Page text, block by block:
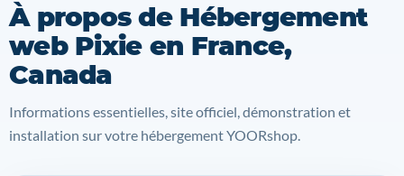
À propos de Hébergement
web Pixie en France,
Canada
Informations essentielles, site officiel, démonstration et
installation sur votre hébergement YOORshop.